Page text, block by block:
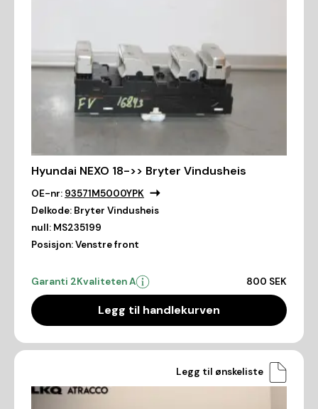
Hyundai NEXO 18->> Bryter Vindusheis
OE-nr: 93571M5000YPK
Delkode: Bryter Vindusheis
null: MS235199
Posisjon:Venstre front
Garanti 2Kvaliteten A 800 SEK
Legg til handlekurven
Legg til ønskeliste